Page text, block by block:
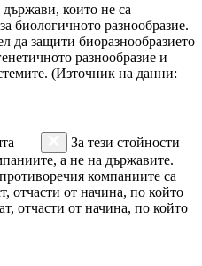
които не са
биологичното разнообразие.
да защити биоразнообразието
разнообразие и
(Източник на данни:
За тези стойности
а не на държавите.
компаниите са
отчасти от начина, по който
отчасти от начина, по който